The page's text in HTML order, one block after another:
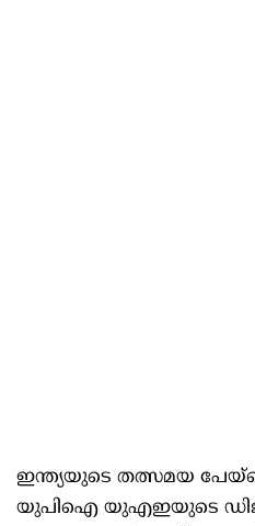
ഇന്ത്യയുടെ തത്സമയ
യുപിഐ യുഎഇയുടെ